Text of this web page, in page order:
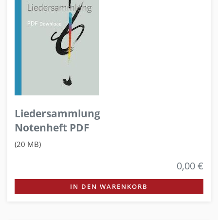
Liedersammlung
Notenheft PDF
(20 MB)
0,00 €
IN DEN WARENKORB